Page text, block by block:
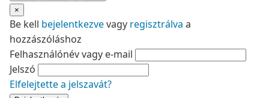
×
Be kell bejelentkezvevagy regisztrálva a
hozzászóláshoz
Felhasználónév vagy e-mail
Jelszó
Elfelejtette a jelszavát?